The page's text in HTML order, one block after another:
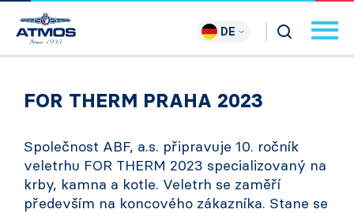
DE
FOR THERM PRAHA 2023
Společnost ABF, a.s. připravuje 10. ročník
veletrhu FOR THERM 2023 specializovaný na
krby, kamna a kotle. Veletrh se zaměří
především na koncového zákazníka. Stane se